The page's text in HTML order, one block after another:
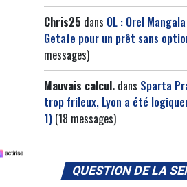
Chris25 dans OL : Orel
Getafe pour un prêt sans
messages)
Mauvais calcul. dans Sparta
trop frileux, Lyon a été
1) (18 messages)
QUESTION DE LA